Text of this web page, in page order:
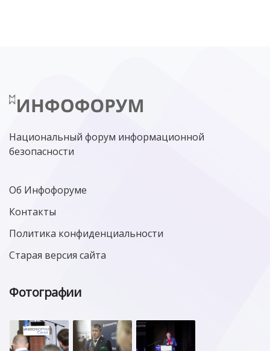
Национальный форум информационной
безопасности
Об Инфофоруме
Контакты
Политика конфиденциальности
Старая версия сайта
Фотографии